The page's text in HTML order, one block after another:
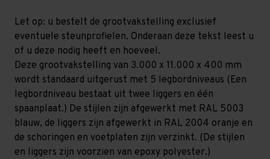
niveaus
GALVA
(Liggers:
1.500
mm)
niveaus
GALVA
(Liggers:
1.500
mm)
Let op: u bestelt de grootvakstelling exclusief
eventuele steunprofielen. Onderaan deze tekst leest u
of u deze nodig heeft en hoeveel.
Deze grootvakstelling van 3.000 x 11.000 x 400 mm
wordt standaard uitgerust met 5 legbordniveaus (Een
legbordniveau bestaat uit twee liggers en één
spaanplaat.) De stijlen zijn afgewerkt met RAL 5003
blauw, de liggers zijn afgewerkt in RAL 2004 oranje en
de schoringen en voetplaten zijn verzinkt. (De stijlen
en liggers zijn voorzien van epoxy polyester.)